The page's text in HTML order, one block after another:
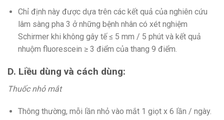
Chỉ định này được dựa trên các kết quả của nghiên cứu
lâm sàng pha 3 ở những bệnh nhân có xét nghiệm
Schirmer khi không gây tế ≤ 5 mm / 5 phút và kết quả
nhuộm fluorescein ≥ 3 điểm của thang 9 điểm.
D. Liều dùng và cách dùng:
Thuốc nhỏ mắt
Thông thường, mỗi lần nhỏ vào mắt 1 giọt x 6 lần / ngày.